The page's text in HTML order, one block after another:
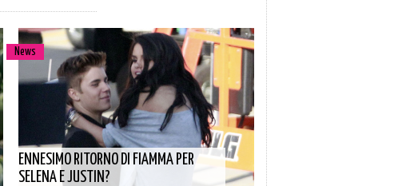
News
ENNESIMO RITORNO DI FIAMMA PER
SELENA E JUSTIN?